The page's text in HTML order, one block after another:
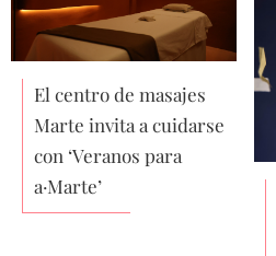
El centro de masajes
Marte invita a cuidarse
con ‘Veranos para
a·Marte’